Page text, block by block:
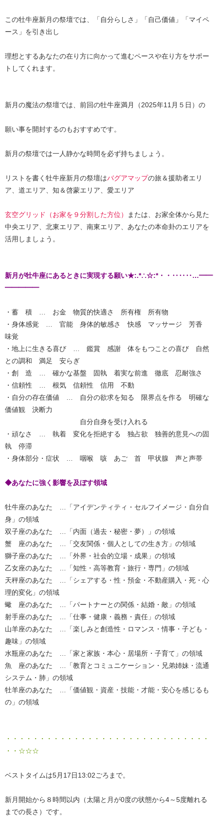
この牡牛座新月の祭壇では、「自分らしさ」「自己価値」「マイペ
ース」を引き出し
理想とするあなたの在り方に向かって進むペースや在り方をサポー
トしてくれます。
新月の魔法の祭壇では、前回の牡牛座満月（2025年11月５日）の
願い事を開封するのもおすすめです。
新月の祭壇では一人静かな時間を必ず持ちましょう。
リストを書く牡牛座新月の祭壇はバグアマップの旅＆援助者エリ
ア、道エリア、知＆啓蒙エリア、愛エリア
玄空グリッド（お家を９分割した方位）
または、お家全体から見た
中央エリア、北東エリア、南東エリア、あなたの本命卦のエリアを
活用しましょう。
新月が牡牛座にあるときに実現する願い★:.*∴☆:*・・‥‥‥…━━
━━━━━
・蓄 積 … お金 物質的快適さ 所有権 所有物
・身体感覚 … 官能 身体的敏感さ 快感 マッサージ 芳香
味覚
・地上に生きる喜び … 鑑賞 感謝 体をもつことの喜び 自然
との調和 満足 安らぎ
・創 造 … 確かな基盤 固執 着実な前進 徹底 忍耐強さ
・信頼性 … 根気 信頼性 信用 不動
・自分の存在価値 … 自分の欲求を知る 限界点を作る 明確な
価値観 決断力
自分自身を受け入れる
・頑なさ … 執着 変化を拒絶する 独占欲 独善的意見への固
執 停滞
・身体部分・症状 … 咽喉 咳 あご 首 甲状腺 声と声帯
◆あなたに強く影響を及ぼす領域
牡牛座のあなた …「アイデンティティ・セルフイメージ・自分自
身」の領域
双子座のあなた …「内面（過去・秘密・夢）」の領域
蟹 座のあなた …「交友関係・個人としての生き方」の領域
獅子座のあなた …「外界・社会的立場・成果」の領域
乙女座のあなた …「知性・高等教育・旅行・専門」の領域
天秤座のあなた …「シェアする・性・預金・不動産購入・死・心
理的変化」の領域
蠍 座のあなた …「パートナーとの関係・結婚・敵」の領域
射手座のあなた …「仕事・健康・義務・責任」の領域
山羊座のあなた …「楽しみと創造性・ロマンス・情事・子ども・
趣味」の領域
水瓶座のあなた …「家と家族・本心・居場所・子育て」の領域
魚 座のあなた …「教育とコミュニケーション・兄弟姉妹・流通
システム・肺」の領域
牡羊座のあなた …「価値観・資産・技能・才能・安心を感じるも
の」の領域
・・・・・・・・・・・・・・・・・・・・・・・・・・・・・・
・・☆☆☆
ベストタイムは5月17日13:02ごろまで。
新月開始から８時間以内（太陽と月が0度の状態から4～5度離れる
までの長さ）です。